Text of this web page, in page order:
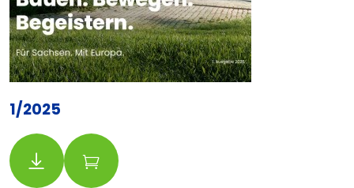
1/2025
DownloadBestellung